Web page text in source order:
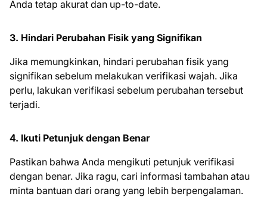
Anda tetap akurat dan up-to-date.
3. Hindari Perubahan Fisik yang Signifikan
Jika memungkinkan, hindari perubahan fisik yang
signifikan sebelum melakukan verifikasi wajah. Jika
perlu, lakukan verifikasi sebelum perubahan tersebut
terjadi.
4. Ikuti Petunjuk dengan Benar
Pastikan bahwa Anda mengikuti petunjuk verifikasi
dengan benar. Jika ragu, cari informasi tambahan atau
minta bantuan dari orang yang lebih berpengalaman.